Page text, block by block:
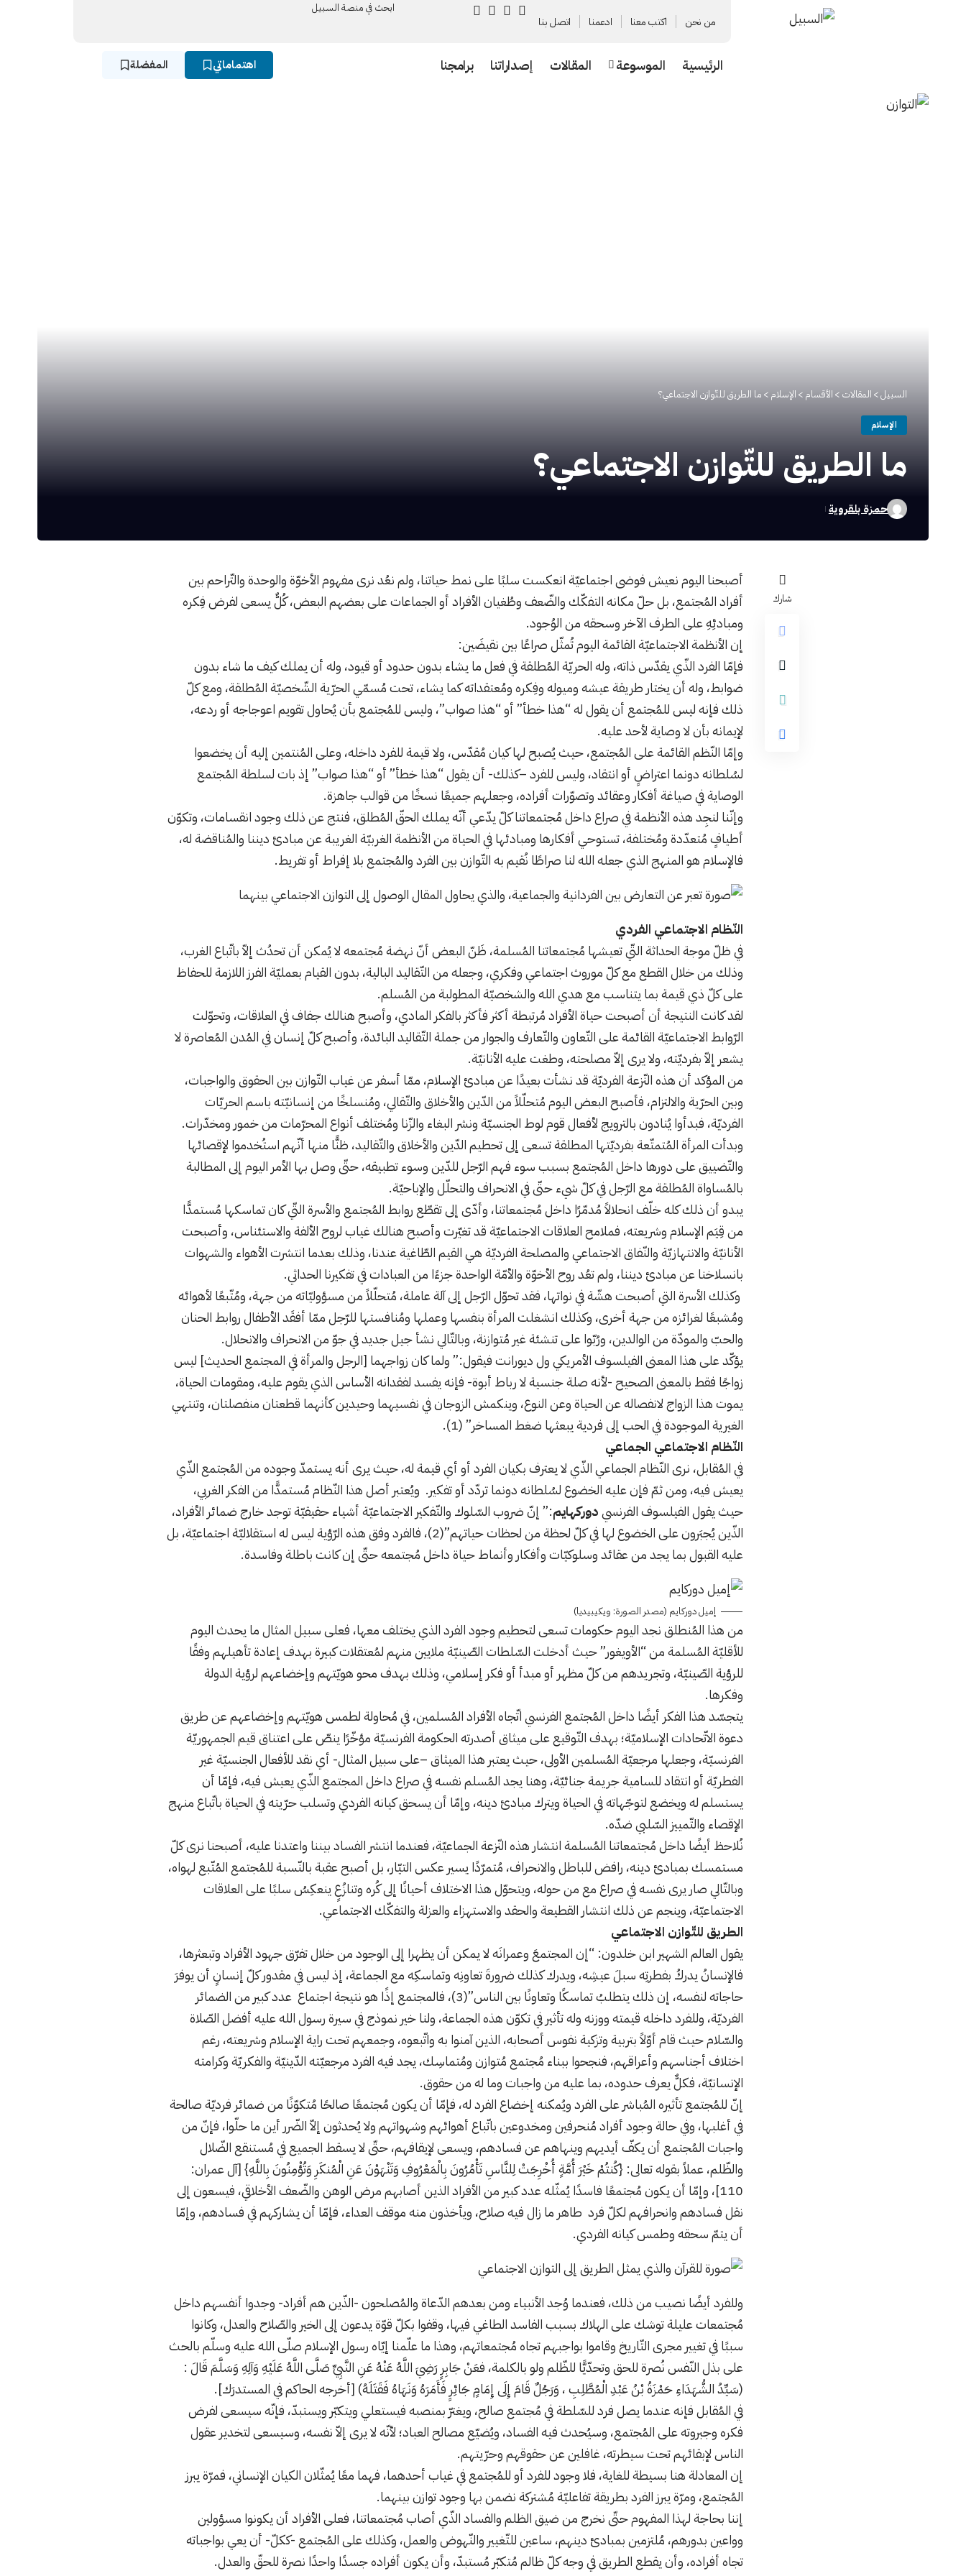
من نحن اكتب معنا ادعمنا اتصل بنا
ابحث في منصة السـبيل
الرئيسية الموسوعة المقالات إصداراتنا برامجنا اهتماماتي المفضلة
السبيل> المقالات > الأقسام > الإسلام > ما الطريق للتّوازن الاجتماعي؟
الإسلام
ما الطريق للتّوازن الاجتماعي؟
حمزة بلقروية
شارك
أصبحنا اليوم نعيش فوضى اجتماعيّة انعكست سلبًا على نمط حياتنا، ولم نعُد نرى مفهوم الأخوّة والوحدة والتّراحم بين
أفراد المُجتمع، بل حلّ مكانه التفكّك والضّعف وطُغيان الأفراد أو الجماعات على بعضهم البعض، كُلٌّ يسعى لفرض فِكره
ومبادئِهِ على الطرف الآخر وسحقه من الوُجود.
إن الأنظمة الاجتماعيّة القائمة اليوم تُمثّل صراعًا بين نقيضَين:
فإمّا الفرد الذّي يقدّس ذاته، وله الحريّة المُطلقة في فعل ما يشاء بدون حدود أو قيود، وله أن يملك كيف ما شاء بدون
ضوابط، وله أن يختار طريقة عيشه وميوله وفِكره ومُعتقداته كما يشاء، تحت مُسمّي الحرّية الشّخصيّة المُطلقة، ومع كلّ
ذلك فإنه ليس للمُجتمع أن يقول له “هذا خطأ” أو “هذا صواب”، وليس للمُجتمع بأن يُحاول تقويم اعوجاجه أو ردعه،
لإيمانه بأن لا وصاية لأحد عليه.
وإمّا النّظم القائمة على المُجتمع، حيث يُصبح لها كيان مُقدّس، ولا قيمة للفرد داخله، وعلى المُنتمين إليه أن يخضعوا
لسُلطانه دونما اعتراضٍ أو انتقاد، وليس للفرد –كذلك- أن يقول “هذا خطأ” أو “هذا صواب” إذ بات لسلطة المُجتمع
الوصاية في صياغة أفكار وعقائد وتصوّرات أفراده، وجعلهم جميعًا نسخًا من قوالب جاهزة.
وإنّنا لنجِد هذه الأنظمة في صراع داخل مُجتمعاتنا كلّ يدّعي أنّه يملك الحقّ المُطلق، فنتج عن ذلك وجود انقسامات، وتكوّن
أطيافٍ مُتعدّدة ومُختلفة، تستوحي أفكارها ومبادئها في الحياة من الأنظمة الغربيّة الغريبة عن مبادئ ديننا والمُناقضة له،
فالإسلام هو المنهج الذي جعله الله لنا صراطًا نُقيم به التّوازن بين الفرد والمُجتمع بلا إفراط أو تفريط.
النّظام الاجتماعي الفردي
في ظلّ موجة الحداثة التّي تعيشها مُجتمعاتنا المُسلمة، ظَنّ البعض أنّ نهضة مُجتمعه لا يُمكن أن تحدُث إلاّ باتّباع الغرب،
وذلك من خلال القطع مع كلّ موروث اجتماعي وفكري، وجعله من التّقاليد البالية، بدون القيام بعمليّة الفرز اللازمة للحفاظ
على كلّ ذي قيمة بما يتناسب مع هدي الله والشخصيّة المطولبة من المُسلم.
لقد كانت النتيجة أن أصبحت حياة الأفراد مُرتبطة أكثر فأكثر بالفكر المادي، وأصبح هنالك جفاف في العلاقات، وتحوّلت
الرّوابط الاجتماعيّة القائمة على التّعاون والتّعارف والجوار من جملة التّقاليد البائدة، وأصبح كلّ إنسان في المُدن المُعاصرة لا
يشعر إلاّ بفرديّته، ولا يرى إلاّ مصلحته، وطغت عليه الأنانيّة.
من المؤكد أن هذه النّزعة الفرديّة قد نشأت بعيدًا عن مبادئ الإسلام، ممّا أسفر عن غياب التّوازن بين الحقوق والواجبات،
وبين الحرّية والالتزام، فأصبح البعض اليوم مُتحلّلاً من الدّين والأخلاق والتّقالي، ومُنسلخًا من إنسانيّته باسم الحريّات
الفرديّة، فبدأوا يُنادون بالترويج لأفعال قوم لوط الجنسيّة ونشر البغاء والزّنا ومُختلف أنواع المحرّمات من خمور ومخدّرات.
وبدأت المرأة المُتمتّعة بفرديّتها المطلقة تسعى إلى تحطيم الدّين والأخلاق والتّقاليد، ظنًّا منها أنّهم استُخدموا لإقصائها
والتّضييق على دورها داخل المُجتمع بسبب سوء فهم الرّجل للدّين وسوء تطبيقه، حتّى وصل بها الأمر اليوم إلى المطالبة
بالمُساواة المُطلقة مع الرّجل في كلّ شيء حتّى في الانحراف والتحلّل والإباحيّة.
يبدو أن ذلك كله خلّف انحلالاً مُدمّرًا داخل مُجتمعاتنا، وأدّى إلى تقطّع روابط المُجتمع والأسرة التّي كان تماسكها مُستمدًّا
من قِيَم الإسلام وشريعته، فملامح العلاقات الاجتماعيّة قد تغيّرت وأصبح هنالك غياب لروح الألفة والاستئناس، وأصبحت
الأنانيّة والانتهازيّة والنّفاق الاجتماعي والمصلحة الفرديّة هي القيم الطّاغية عندنا، وذلك بعدما انتشرت الأهواء والشهوات
بانسلاخنا عن مبادئ ديننا، ولم تعُد روح الأخوّة والأمّة الواحدة جزءًا من العبادات في تفكيرنا الحداثي.
وكذلك الأسرة التي أصبحت هشّة في نواتها، فقد تحوّل الرّجل إلى آلة عاملة، مُتحلّلاً من مسؤوليّاته من جهة، ومُتّبعًا لأهوائه
ومُشبعًا لغرائزه من جهة أخرى، وكذلك انشغلت المرأة بنفسها وعملها ومُنافستها للرّجل ممّا أفقَد الأطفال روابط الحنان
والحبّ والمودّة من الوالدين، ورُبّوا على تنشئة غير مُتوازنة، وبالتّالي نشأ جيل جديد في جوّ من الانحراف والانحلال.
يؤكّد على هذا المعنى الفيلسوف الأمريكي ول ديورانت فيقول:” ولما كان زواجهما [الرجل والمرأة في المجتمع الحديث] ليس
زواجًا فقط بالمعنى الصحيح -لأنه صلة جنسية لا رباط أبوة- فإنه يفسد لفقدانه الأساس الذي يقوم عليه، ومقومات الحياة،
يموت هذا الزواج لانفصاله عن الحياة وعن النوع، وينكمش الزوجان في نفسيهما وحيدين كأنهما قطعتان منفصلتان، وتنتهي
الغيرية الموجودة في الحب إلى فردية يبعثها ضغط المساخر” (1).
النّظام الاجتماعي الجماعي
في المُقابل، نرى النّظام الجماعي الذّي لا يعترف بكيان الفرد أو أي قيمة له، حيث يرى أنه يستمدّ وجوده من المُجتمع الذّي
يعيش فيه، ومن ثمّ فإن عليه الخضوع لسُلطانه دونما تردّد أو تفكير. ويُعتبر أصل هذا النّظام مُستمدًّا من الفكر الغربي،
حيث يقول الفيلسوف الفرنسيدوركهايم:” إنّ ضروب السّلوك والتّفكير الاجتماعيّة أشياء حقيقيّة توجد خارج ضمائر الأفراد،
الذّين يُجبَرون على الخضوع لها في كلّ لحظة من لحظات حياتهم”(2)، فالفرد وفق هذه الرّؤية ليس له استقلاليّة اجتماعيّة، بل
عليه القبول بما يجد من عقائد وسلوكيّات وأفكار وأنماط حياة داخل مُجتمعه حتّى إن كانت باطلة وفاسدة.
إميل دوركايم (مصدر الصورة: ويكيبيديا)
من هذا المُنطلق نجد اليوم حكومات تسعى لتحطيم وجود الفرد الذي يختلف معها، فعلى سبيل المثال ما يحدث اليوم
للأقليّة المُسلمة من “الأويغور” حيث أدخلت السّلطات الصّينيّة ملايين منهم لمُعتقلات كبيرة بهدف إعادة تأهيلهم وفقًا
للرؤية الصّينيّة، وتجريدهم من كلّ مظهر أو مبدأ أو فكر إسلامي، وذلك بهدف محو هويّتهم وإخضاعهم لرؤية الدولة
وفكرها.
يتجسّد هذا الفكر أيضًا داخل المُجتمع الفرنسي اتّجاه الأفراد المُسلمين، في مُحاولة لطمس هويّتهم وإخضاعهم عن طريق
دعوة الاتّحادات الإسلاميّة؛ بهدف التّوقيع على ميثاق أصدرته الحكومة الفرنسيّة مؤخّرًا ينصّ على اعتناق قيم الجمهوريّة
الفرنسيّة، وجعلها مرجعيّة المُسلمين الأولى، حيث يعتبر هذا الميثاق –على سبيل المثال- أي نقد للأفعال الجنسيّة غير
الفطريّة أو انتقاد للسامية جريمة جنائيّة، وهنا يجد المُسلم نفسه في صراع داخل المجتمع الذّي يعيش فيه، فإمّا أن
يستسلم له ويخضع لتوجّهاته في الحياة ويترك مبادئ دينه، وإمّا أن يسحق كيانه الفردي وتسلب حرّيته في الحياة باتّباع منهج
الإقصاء والتّمييز السّلبي ضدّه.
نُلاحظ أيضًا داخل مُجتمعاتنا المُسلمة انتشار هذه النّزعة الجماعيّة، فعندما انتشر الفساد بيننا واعتدنا عليه، أصبحنا نرى كلّ
مستمسك بمبادئ دينه، رافض للباطل والانحراف، مُتمرّدًا يسير عكس التيّار، بل أصبح عقبة بالنّسبة للمُجتمع المُتّبع لهواه،
وبالتّالي صار يرى نفسه في صراع مع من حوله، ويتحوّل هذا الاختلاف أحيانًا إلى كُره وتنازُعٍ ينعكِسُ سلبًا على العلاقات
الاجتماعيّة، وينجم عن ذلك انتشار القطيعة والحقد والاستهزاء والعزلة والتفكّك الاجتماعي.
الطريق للتّوازن الاجتماعي
يقول العالم الشهير ابن خلدون: “إن المجتمعَ وعمرانَه لا يمكن أن يظهرا إلى الوجود من خلال تفرّق جهود الأفراد وتبعثرها،
فالإنسانُ يدركُ بفطرتِه سبلَ عيشِه، ويدرك كذلك ضرورةَ تعاونِه وتماسكِه مع الجماعة، إذ ليس في مقدور كلّ إنسانٍ أن يوفرَ
حاجاته لنفسه، إن ذلك يتطلبُ تماسكًا وتعاونًا بين الناس”(3)، فالمجتمع إذًا هو نتيجة اجتماع عدد كبير من الضمائر
الفرديّة، وللفرد داخله قيمته ووزنه وله تأثير في تكوّن هذه الجماعة، ولنا خير نموذج في سيرة رسول الله عليه أفضل الصّلاة
والسّلام حيث قام أوّلاً بتربية وتزكية نفوس أصحابه، الذين آمنوا به واتّبعوه، وجمعهم تحت راية الإسلام وشريعته، رغم
اختلاف أجناسهم وأعراقهم، فنجحوا ببناء مُجتمع مُتوازن ومُتماسِك، يجد فيه الفرد مرجعيّته الدّينيّة والفكريّة وكرامته
الإنسانيّة، فكلٌّ يعرف حدوده، بما عليه من واجبات وما له من حقوق.
إنّ للمُجتمع تأثيره المُباشر على الفرد ويُمكنه إخضاع الفرد له، فإمّا أن يكون مُجتمعًا صالحًا مُتكوّنًا من ضمائر فرديّة صالحة
في أغلبها، وفي حالة وجود أفراد مُنحرفين ومخدوعين باتّباع أهوائهم وشهواتهم ولا يُحدثون إلاّ الضّرر أين ما حلّوا، فإنّ من
واجبات المُجتمع أن يكفّ أيديهم وينهاهم عن فسادهم، ويسعى لإيقافهم، حتّى لا يسقط الجميع في مُستنقع الضّلال
والظّلم، عملاً بقوله تعالى: {كُنتُمْ خَيْرَ أُمَّةٍ أُخْرِجَتْ لِلنَّاسِ تَأْمُرُونَ بِالْمَعْرُوفِ وَتَنْهَوْنَ عَنِ الْمُنكَرِ وَتُؤْمِنُونَ بِاللَّهِ} [آل عمران:
110]، وإمّا أن يكون مُجتمعًا فاسدًا يُمثّله عدد كبير من الأفراد الذين أصابهم مرض الوهن والضّعف الأخلاقي، فيسعون إلى
نقل فسادهم وانحرافهم لكلّ فرد طاهر ما زال فيه صلاح، ويأخذون منه موقف العداء، فإمّا أن يشاركهم في فسادهم، وإمّا
أن يتمّ سحقه وطمس كيانه الفردي.
وللفرد أيضًا نصيب من ذلك، فعندما وُجد الأنبياء ومن بعدهم الدّعاة والمُصلحون -الذّين هم أفراد- وجدوا أنفسهم داخل
مُجتمعات عليلة توشك على الهلاك بسبب الفاسد الطاغي فيها، وقفوا بكلّ قوّة يدعون إلى الخير والصّلاح والعدل، وكانوا
سببًا في تغيير مجرى التّاريخ وقاموا بواجبهم تجاه مُجتمعاتهم، وهذا ما علّمنا إيّاه رسول الإسلام صلّى الله عليه وسلّم بالحث
على بذل النّفس نُصرة للحق وتحدّيًّا للظّلم ولو بالكلمة، فعَنْ جَابِرٍ رَضِيَ اللَّهُ عَنْهُ عَنِ النَّبِيِّ صَلَّى اللَّهُ عَلَيْهِ وَآلِهِ وَسَلَّمَ قَالَ :
(سَيِّدُ الشُّهَدَاءِ حَمْزَةُ بْنُ عَبْدِ الْمُطَّلِبِ ، وَرَجُلٌ قَامَ إِلَى إِمَامٍ جَائِرٍ فَأَمَرَهُ وَنَهَاهُ فَقَتَلَهُ) [أخرجه الحاكم في المستدرَك].
في المُقابل فإنه عندما يصل فرد للسّلطة في مُجتمع صالح، ويغترّ بمنصبه فيستعلي ويتكبّر ويستبدّ، فإنّه سيسعى لفرض
فكره وجبروته على المُجتمع، وسيُحدث فيه الفساد، ويُضيّع مصالح العباد؛ لأنّه لا يرى إلاّ نفسه، وسيسعى لتخدير عقول
الناس لإبقائهم تحت سيطرته، غافلين عن حقوقهم وحرّيتهم.
إن المعادلة هنا بسيطة للغاية، فلا وجود للفرد أو للمُجتمع في غياب أحدهما، فهما معًا يُمثّلان الكيان الإنساني، فمرّة يبرز
المُجتمع، ومرّة يبرز الفرد بطريقة تفاعليّة مُشتركة نضمن بها وجود توازن بينهما.
إننا بحاجة لهذا المفهوم حتّى نخرج من ضيق الظلم والفساد الذّي أصاب مُجتمعاتنا، فعلى الأفراد أن يكونوا مسؤولين
وواعين بدورهم، مُلتزمين بمبادئ دينهم، ساعين للتّغيير والنّهوض والعمل، وكذلك على المُجتمع -ككلّ- أن يعي بواجباته
تجاه أفراده، وأن يقطع الطريق في وجه كلّ ظالم مُتكبّر مُستبدّ، وأن يكون أفراده جسدًا واحدًا نصرة للحقّ والعدل.